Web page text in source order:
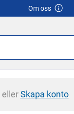
Om oss
ellerSkapa konto